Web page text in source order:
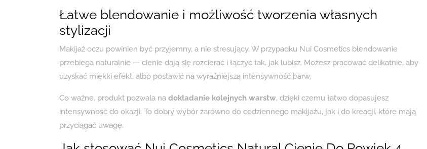
Łatwe blendowanie i możliwość tworzenia własnych
stylizacji
Makijaż oczu powinien być przyjemny, a nie stresujący. W przypadku Nui Cosmetics blendowanie
przebiega naturalnie — cienie dają się rozcierać i łączyć tak, jak lubisz. Możesz pracować delikatnie, aby
uzyskać miękki efekt, albo postawić na wyraźniejszą intensywność barw.
Co ważne, produkt pozwala na dokładanie kolejnych warstw, dzięki czemu łatwo dopasujesz
intensywność do okazji. To dobry wybór zarówno do codziennego makijażu, jak i do kreacji, które mają
przyciągać uwagę.